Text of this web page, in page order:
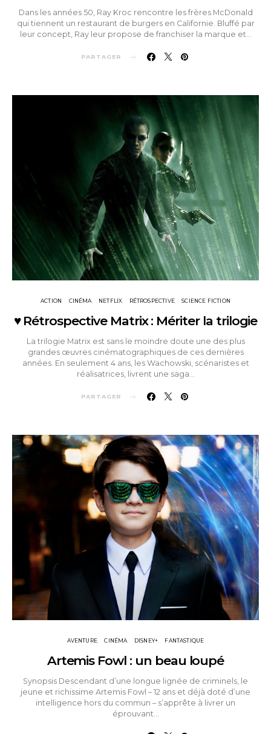
Dans les années 50, Ray Kroc rencontre les frères McDonald
qui tiennent un restaurant de burgers en Californie. Bluffé par
leur concept, Ray leur propose de franchiser la marque et…
PARTAGER
ACTION CINÉMA NETFLIX RÉTROSPECTIVE SCIENCE FICTION
♥ Rétrospective Matrix : Mériter la trilogie
La trilogie Matrix est sans le moindre doute une des plus
grandes œuvres cinématographiques de ces dernières
années. En seulement 4 ans, les Wachowski, scénaristes et
réalisatrices, livrent une saga…
PARTAGER
AVENTURE CINÉMA DISNEY+ FANTASTIQUE
Artemis Fowl : un beau loupé
Synopsis Descendant d’une longue lignée de criminels, le
jeune et richissime Artemis Fowl – 12 ans et déjà doté d’une
intelligence hors du commun – s’apprête à livrer un
éprouvant…